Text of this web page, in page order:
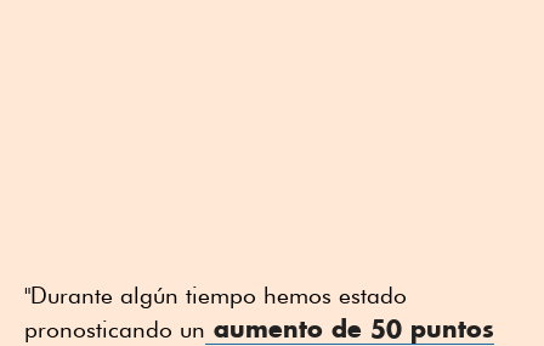
"Durante algún tiempo hemos estado
pronosticando un aumento de 50 puntos